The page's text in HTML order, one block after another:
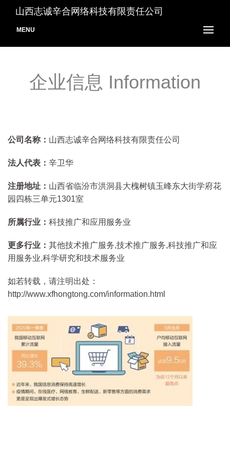
山西志诚辛合网络科技有限责任公司
MENU
企业信息 Information
公司名称： 山西志诚辛合网络科技有限责任公司
法人代表： 辛卫华
注册地址： 山西省临汾市洪洞县大槐树镇玉峰东大街学府花
园四栋三单元1301室
所属行业： 科技推广和应用服务业
更多行业： 其他技术推广服务,技术推广服务,科技推广和应
用服务业,科学研究和技术服务业
如若转载，请注明出处：
http://www.xfhongtong.com/information.html